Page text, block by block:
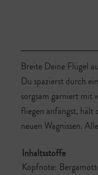
Breite Deine Flügel
Du spazierst durch
sorgsam garniert mit
fliegen anfängst, hält
neuen Wagnissen.
Inhaltsstoffe
Kopfnote: